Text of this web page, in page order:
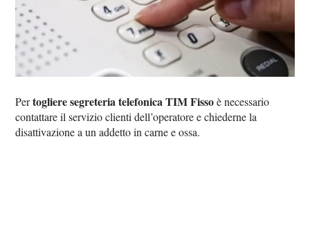
Pertogliere segreteria telefonica TIM Fissoè necessario
contattare il servizio clienti dell’operatore e chiederne la
disattivazione a un addetto in carne e ossa.